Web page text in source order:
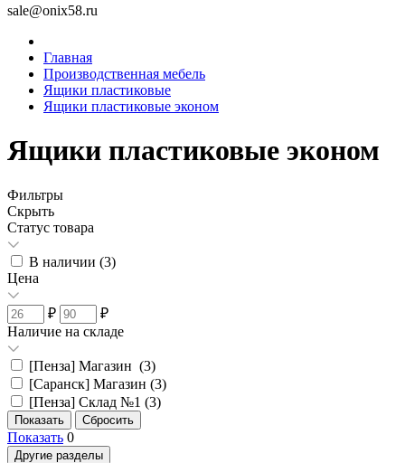
sale@onix58.ru
Главная
Производственная мебель
Ящики пластиковые
Ящики пластиковые эконом
Ящики пластиковые эконом
Фильтры
Скрыть
Статус товара
В наличии (3)
Цена
₽
₽
Наличие на складе
[Пенза] Магазин (3)
[Саранск] Магазин (3)
[Пенза] Склад №1 (3)
Показать 0
Другие разделы